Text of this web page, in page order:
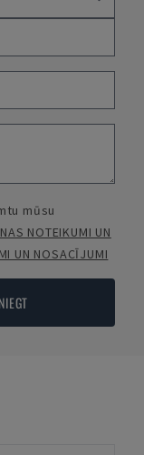
mūsu
NOTEIKUMI UN
UN NOSACĪJUMI